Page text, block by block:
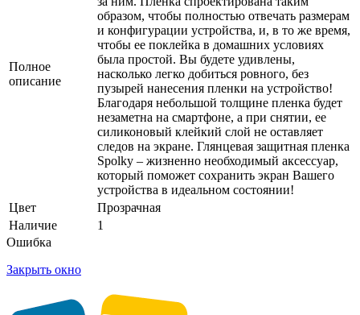
Полное
описание
образом, чтобы полностью отвечать размерам
и конфигурации устройства, и, в то же время,
чтобы ее поклейка в домашних условиях
была простой. Вы будете удивлены,
насколько легко добиться ровного, без
пузырей нанесения пленки на устройство!
Благодаря небольшой толщине пленка будет
незаметна на смартфоне, а при снятии, ее
силиконовый клейкий слой не оставляет
следов на экране. Глянцевая защитная пленка
Spolky – жизненно необходимый аксессуар,
который поможет сохранить экран Вашего
устройства в идеальном состоянии!
Цвет
Прозрачная
Наличие
1
Ошибка
Закрыть окно